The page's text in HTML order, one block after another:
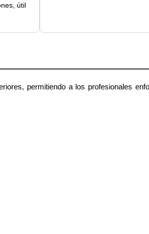
útil
permitiendo a los profesionales